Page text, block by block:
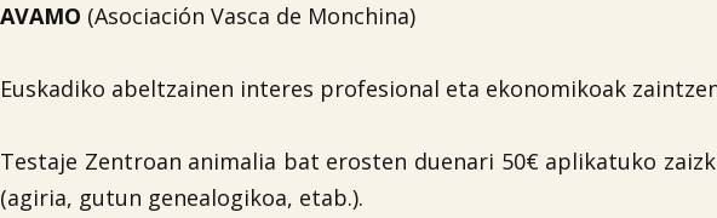
AVAMO (Asociación Vasca de Monchina)
Euskadiko abeltzainen interes profesional eta ekonomikoak
Testaje Zentroan animalia bat erosten duenari 50€ aplikatuko
(agiria, gutun genealogikoa, etab.).